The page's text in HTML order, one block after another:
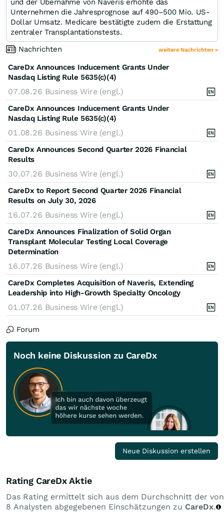
und der Übernahme von Naveris erhöhte das
Unternehmen die Jahresprognose auf 490–500 Mio. US-
Dollar Umsatz. Medicare bestätigte zudem die Erstattung
zentraler Transplantationstests.
Nachrichten
weitere Nachrichten »
CareDx Announces Inducement Grants Under
Nasdaq Listing Rule 5635(c)(4)
07.08.26 Business Wire (engl.)
CareDx Announces Inducement Grants Under
Nasdaq Listing Rule 5635(c)(4)
01.08.26 Business Wire (engl.)
CareDx Announces Second Quarter 2026 Financial
Results
30.07.26 Business Wire (engl.)
CareDx to Report Second Quarter 2026 Financial
Results on July 30, 2026
16.07.26 Business Wire (engl.)
CareDx Announces Finalization of Solid Organ
Transplant Molecular Testing Local Coverage
Determination
16.07.26 Business Wire (engl.)
CareDx Completes Acquisition of Naveris, Extending
Leadership into High-Growth Specialty Oncology
01.07.26 Business Wire (engl.)
Forum
Noch keine Diskussion zu CareDx
Neue Diskussion erstellen
Rating CareDx Aktie
Das Rating ermittelt sich aus dem Durchschnitt der von
8 Analysten abgegebenen Einschätzungen zu CareDx.